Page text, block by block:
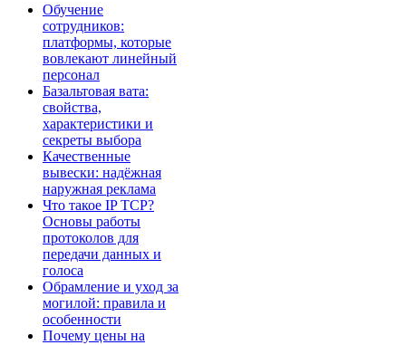
Обучение
сотрудников:
платформы, которые
вовлекают линейный
персонал
Базальтовая вата:
свойства,
характеристики и
секреты выбора
Качественные
вывески: надёжная
наружная реклама
Что такое IP TCP?
Основы работы
протоколов для
передачи данных и
голоса
Обрамление и уход за
могилой: правила и
особенности
Почему цены на